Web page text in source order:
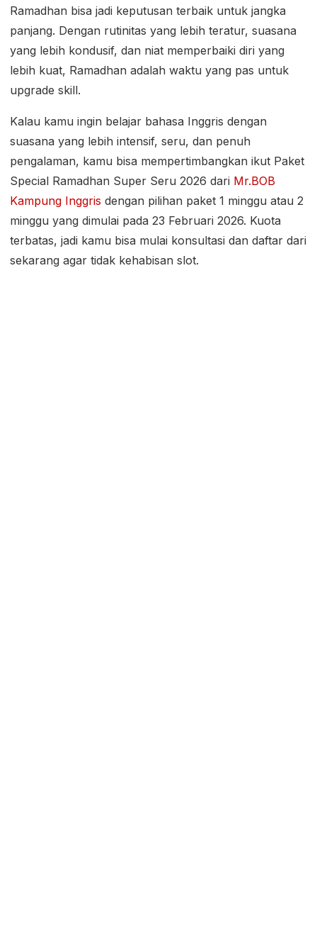
Ramadhan bisa jadi keputusan terbaik untuk jangka
panjang. Dengan rutinitas yang lebih teratur, suasana
yang lebih kondusif, dan niat memperbaiki diri yang
lebih kuat, Ramadhan adalah waktu yang pas untuk
upgrade skill.
Kalau kamu ingin belajar bahasa Inggris dengan
suasana yang lebih intensif, seru, dan penuh
pengalaman, kamu bisa mempertimbangkan ikut Paket
Special Ramadhan Super Seru 2026 dari Mr.BOB
Kampung Inggris dengan pilihan paket 1 minggu atau 2
minggu yang dimulai pada 23 Februari 2026. Kuota
terbatas, jadi kamu bisa mulai konsultasi dan daftar dari
sekarang agar tidak kehabisan slot.